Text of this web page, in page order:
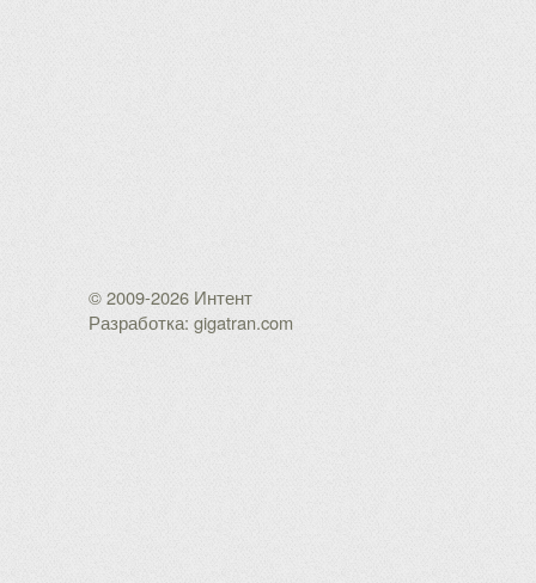
© 2009-2026 Интент
Разработка: gigatran.com